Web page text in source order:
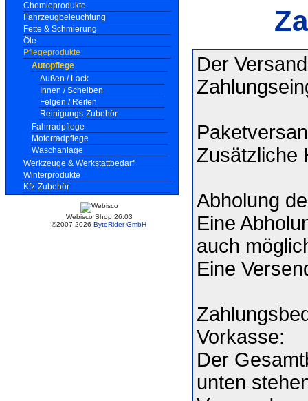
Chemieprodukte
Fahrzeugbeleuchtung
Fette & Schmierung
Öle
Pflegeprodukte
Autopflege
Außen / Lack
Innen / Scheiben
Felgen / Reifen
Reinigungs-Zubehör
Fahrradpflege
Motorradpflege
Waschanlage
Werkzeuge & Werkstattbedarf
Winterprodukte
Kfz-Zubehör
Webisco Shop 26.03
©2007-2026 ByteRider GmbH
Der
Zusätzliche
Abholung
Eine
auch
Eine
Vorkasse:
Der
unten